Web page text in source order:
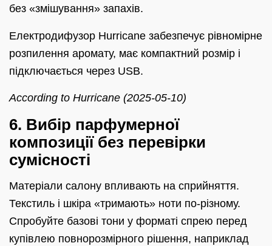
без «змішування» запахів.
Електродифузор Hurricane забезпечує рівномірне
розпилення аромату, має компактний розмір і
підключається через USB.
According to Hurricane (2025-05-10)
6. Вибір парфумерної
композиції без перевірки
сумісності
Матеріали салону впливають на сприйняття.
Текстиль і шкіра «тримають» ноти по-різному.
Спробуйте базові тони у форматі спрею перед
купівлею повнорозмірного рішення, наприклад